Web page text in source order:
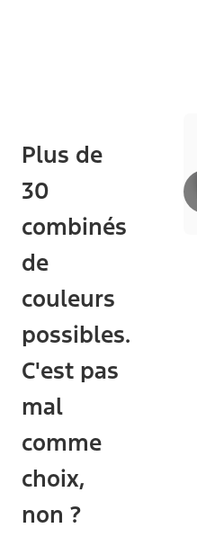
Plus de
30
combinés
de
couleurs
possibles.
C'est pas
mal
comme
choix,
non ?